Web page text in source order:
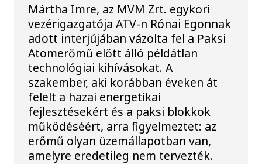
Mártha Imre, az MVM Zrt. egykori
vezérigazgatója ATV-n Rónai Egonnak
adott interjújában vázolta fel a Paksi
Atomerőmű előtt álló példátlan
technológiai kihívásokat. A
szakember, aki korábban éveken át
felelt a hazai energetikai
fejlesztésekért és a paksi blokkok
működéséért, arra figyelmeztet: az
erőmű olyan üzemállapotban van,
amelyre eredetileg nem tervezték.